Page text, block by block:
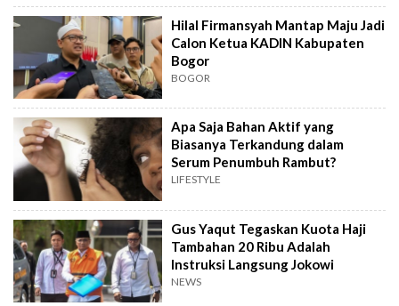
Hilal Firmansyah Mantap Maju Jadi
Calon Ketua KADIN Kabupaten
Bogor
BOGOR
Apa Saja Bahan Aktif yang
Biasanya Terkandung dalam
Serum Penumbuh Rambut?
LIFESTYLE
Gus Yaqut Tegaskan Kuota Haji
Tambahan 20 Ribu Adalah
Instruksi Langsung Jokowi
NEWS